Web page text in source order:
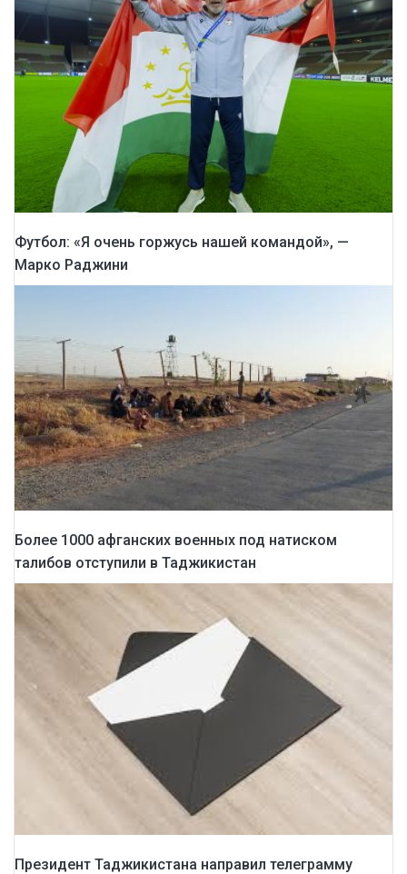
Футбол: «Я очень горжусь нашей командой», —
Марко Раджини
Более 1000 афганских военных под натиском
талибов отступили в Таджикистан
Президент Таджикистана направил телеграмму